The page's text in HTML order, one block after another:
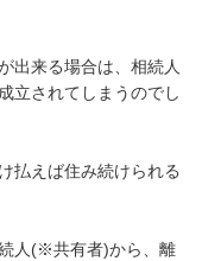
出来る場合は、相続人
立されてしまうのでし
払えば住み続けられる
人(※共有者)から、離